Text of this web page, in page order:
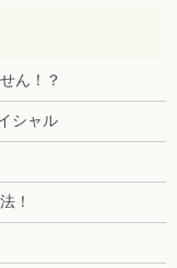
ん！？
シャル
！